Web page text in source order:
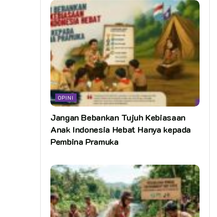
menilai apakah usaha yang ingin dibangun memungkinkan
untuk dimulai.
Rencana saja tidak cukup sebagai cara memulai usaha dari
nol, perlu strategi untuk bisa mengeksekusinya dengan benar.
Mulai cari tahu dan rancang strategi seperti apa yang
dibutuhkan untuk dapat mencapai tujuan akhir dari business
Anda bisa memanfaatkan hasil riset sebelumnya yang bisa
diubah menjadi strategi. Usahakan strategi yang digunakan
efektif sehingga tidak menghabiskan banyak sumber daya di
8. Perluas Circle Pertemanan dengan Pengusaha
Bukan hanya di bidang usaha saja, memperluas jaringan
pertemanan itu memang sangatlah penting. Sehingga bisa
melihat peluang baru, mempelajari sesuatu dari orang
OPINI
Jangan Bebankan Tujuh Kebiasaan
Anak Indonesia Hebat Hanya kepada
Pembina Pramuka